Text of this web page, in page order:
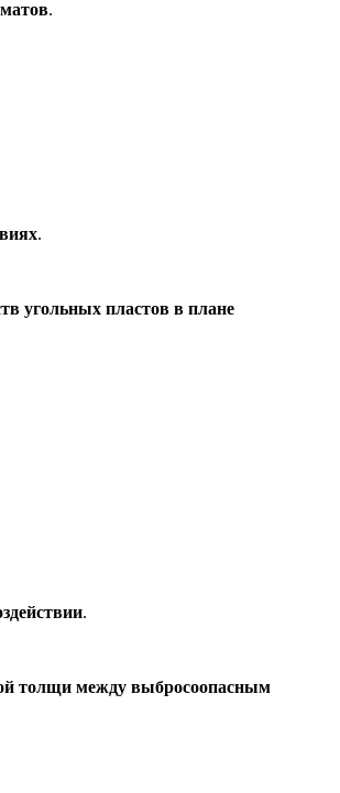
.
.
угольных пластов в плане
.
толщи между выбросоопасным